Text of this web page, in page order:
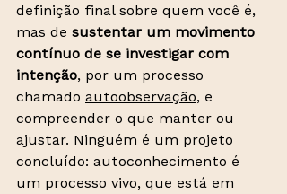
definição final sobre quem você é,
mas de sustentar um movimento
contínuo de se investigar com
intenção, por um processo
chamado autoobservação, e
compreender o que manter ou
ajustar. Ninguém é um projeto
concluído: autoconhecimento é
um processo vivo, que está em